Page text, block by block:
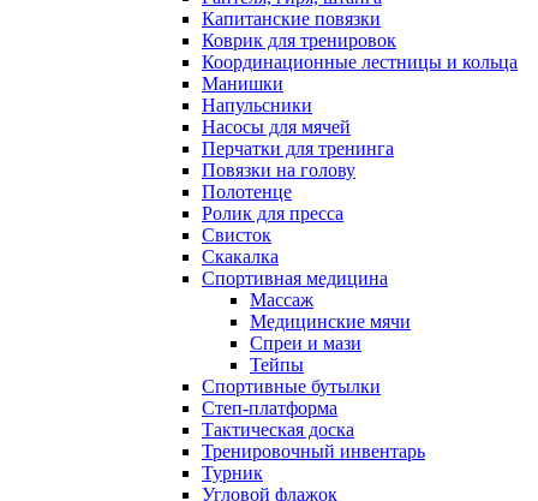
Капитанские повязки
Коврик для тренировок
Координационные лестницы и кольца
Манишки
Напульсники
Насосы для мячей
Перчатки для тренинга
Повязки на голову
Полотенце
Ролик для пресса
Свисток
Скакалка
Спортивная медицина
Массаж
Медицинские мячи
Спреи и мази
Тейпы
Спортивные бутылки
Степ-платформа
Тактическая доска
Тренировочный инвентарь
Турник
Угловой флажок